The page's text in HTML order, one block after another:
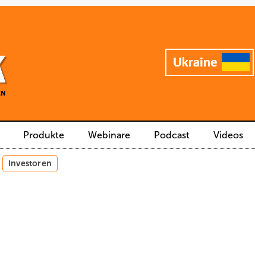
Produkte Webinare Podcast Videos
Investoren